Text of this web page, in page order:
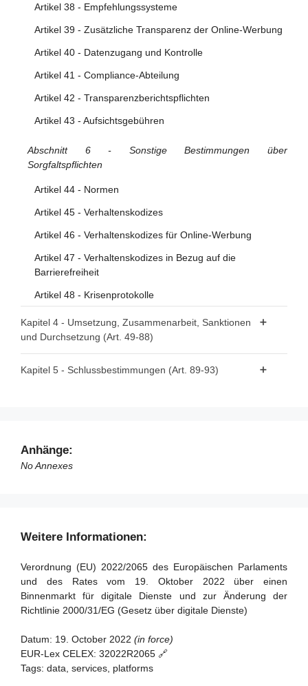
Artikel 38 - Empfehlungssysteme
Artikel 39 - Zusätzliche Transparenz der Online-Werbung
Artikel 40 - Datenzugang und Kontrolle
Artikel 41 - Compliance-Abteilung
Artikel 42 - Transparenzberichtspflichten
Artikel 43 - Aufsichtsgebühren
Abschnitt 6 - Sonstige Bestimmungen über
Sorgfaltspflichten
Artikel 44 - Normen
Artikel 45 - Verhaltenskodizes
Artikel 46 - Verhaltenskodizes für Online-Werbung
Artikel 47 - Verhaltenskodizes in Bezug auf die
Barrierefreiheit
Artikel 48 - Krisenprotokolle
Kapitel 4 - Umsetzung, Zusammenarbeit, Sanktionen
und Durchsetzung (Art. 49-88)
Abschnitt 1 - Zuständige Behörden und nationale
Artikel 50 - Anforderungen an Koordinatoren für digitale
Dienste
Artikel 53 - Beschwerderecht
Artikel 54 - Entschädigung
Artikel 55 - Tätigkeitsberichte
Abschnitt 2 - Zuständigkeit, koordinierte Untersuchungen
Artikel 56 - Zuständigkeit
Kapitel 5 - Schlussbestimmungen (Art. 89-93)
Artikel 92 - Bevorstehenden Anwendung für Anbieter sehr
Anhänge:
No Annexes
Weitere Informationen:
Verordnung (EU) 2022/2065 des Europäischen Parlaments
und des Rates vom 19. Oktober 2022 über einen
Binnenmarkt für digitale Dienste und zur Änderung der
Richtlinie 2000/31/EG (Gesetz über digitale Dienste)
Datum: 19. October 2022 (in force)
EUR-Lex CELEX: 32022R2065 🔗
Tags: data, services, platforms